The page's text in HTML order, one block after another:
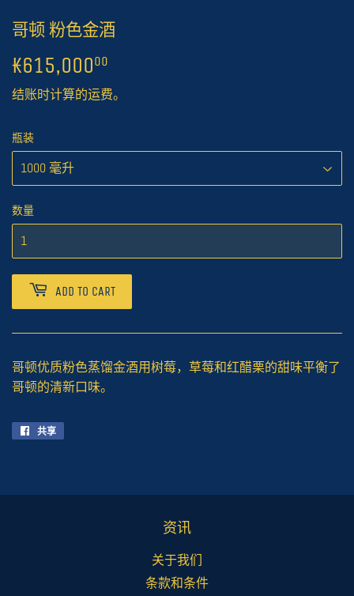
哥顿 粉色金酒
₭615,00000
结账时计算的运费。
瓶装
数量
ADD TO CART
哥顿优质粉色蒸馏金酒用树莓，草莓和红醋栗的甜味平衡了
哥顿的清新口味。
共享
资讯
关于我们
条款和条件